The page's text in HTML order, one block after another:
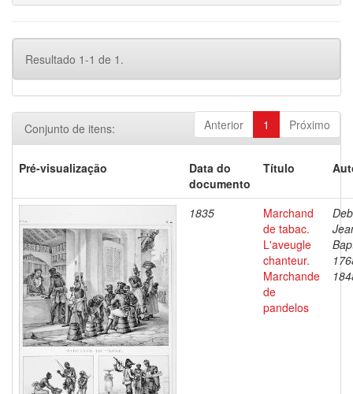
Resultado 1-1 de 1.
Anterior 1 Próximo
Conjunto de itens:
Pré-visualização
Data do
documento
Título
1835
Marchand
de tabac.
L'aveugle
chanteur.
Marchande
de
pandelos